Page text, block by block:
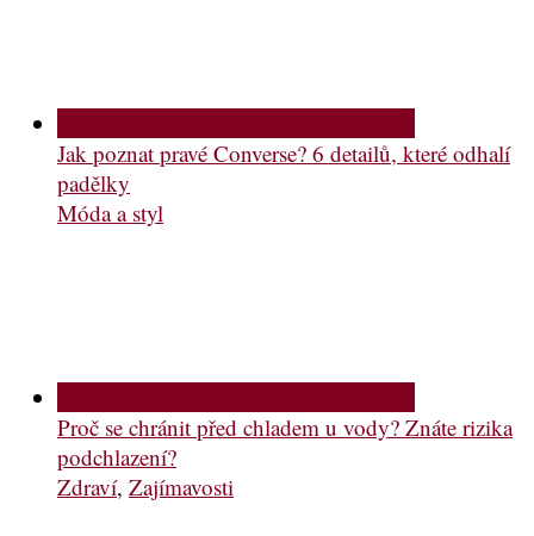
Jak poznat pravé Converse? 6 detailů, které odhalí
padělky
Móda a styl
Proč se chránit před chladem u vody? Znáte rizika
podchlazení?
Zdraví, Zajímavosti